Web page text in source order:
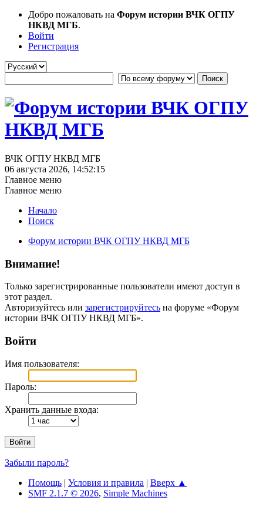
Добро пожаловать на Форум истории ВЧК ОГПУ
НКВД МГБ.
Войти
Регистрация
ВЧК ОГПУ НКВД МГБ
06 августа 2026, 14:52:15
Главное меню
Главное меню
Начало
Поиск
Форум истории ВЧК ОГПУ НКВД МГБ
Внимание!
Только зарегистрированные пользователи имеют доступ в
этот раздел.
Авторизуйтесь или зарегистрируйтесь на форуме «Форум
истории ВЧК ОГПУ НКВД МГБ».
Войти
Имя пользователя:
Пароль:
Хранить данные входа:
Забыли пароль?
Помощь | Условия и правила | Вверх ▲
SMF 2.1.7 © 2026, Simple Machines